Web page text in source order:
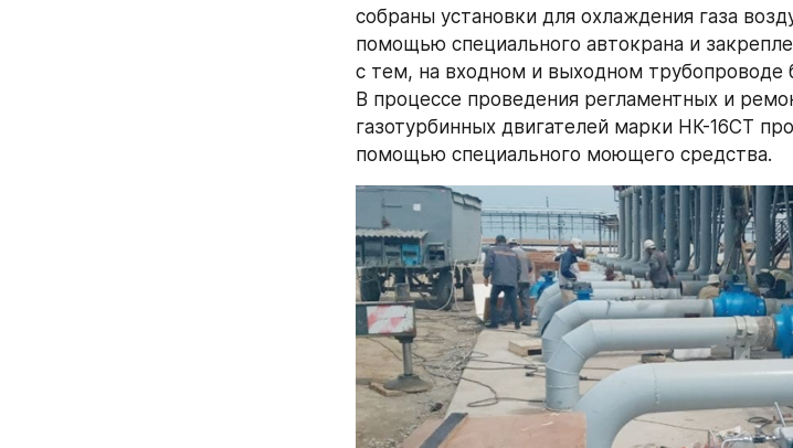
собраны установки для охлаждения газа
помощью специального автокрана и
с тем, на входном и выходном
В процессе проведения регламентных и
газотурбинных двигателей марки НК-16СТ
помощью специального моющего средства.